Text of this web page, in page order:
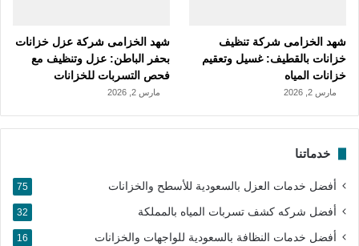
شهد الخزامى شركة تنظيف
خزانات بالقطيف: غسيل وتعقيم
خزانات المياه
مارس 2, 2026
شهد الخزامى شركة عزل خزانات
بحفر الباطن: عزل وتنظيف مع
فحص التسربات للخزانات
مارس 2, 2026
خدماتنا
أفضل خدمات العزل بالسعودية للأسطح والخزانات 75
أفضل شركه كشف تسربات المياه بالمملكة 32
أفضل خدمات النظافة بالسعودية للواجهات والخزانات 16